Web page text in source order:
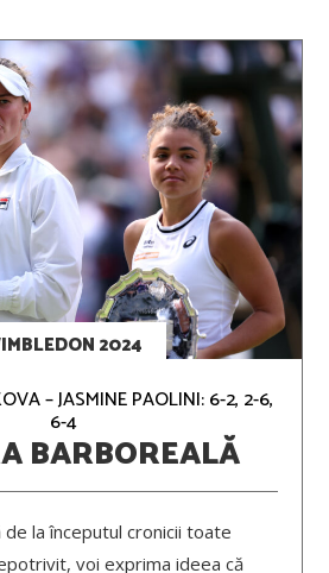
2024
– JASMINE PAOLINI: 6-2, 2-6,
6-4
BARBOREALĂ
de la începutul cronicii toate
voi exprima ideea că